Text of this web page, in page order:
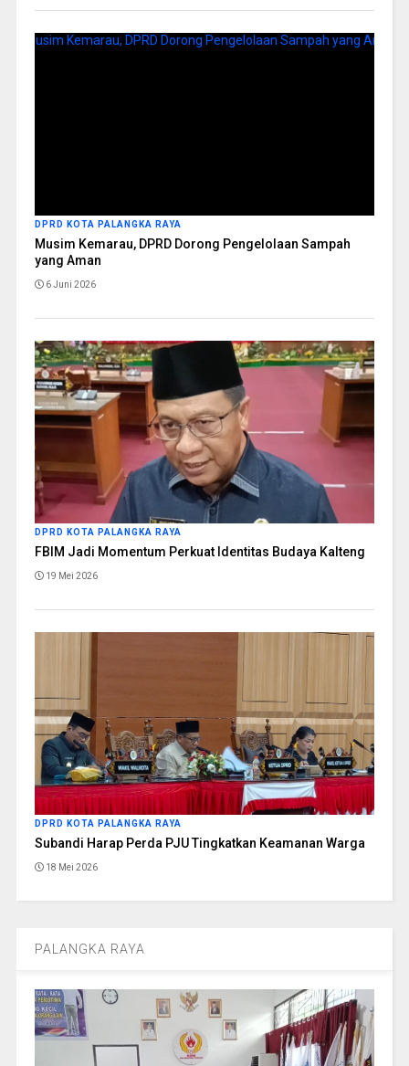
DPRD KOTA PALANGKA RAYA
Musim Kemarau, DPRD Dorong Pengelolaan Sampah
yang Aman
6 Juni 2026
DPRD KOTA PALANGKA RAYA
FBIM Jadi Momentum Perkuat Identitas Budaya Kalteng
19 Mei 2026
DPRD KOTA PALANGKA RAYA
Subandi Harap Perda PJU Tingkatkan Keamanan Warga
18 Mei 2026
PALANGKA RAYA